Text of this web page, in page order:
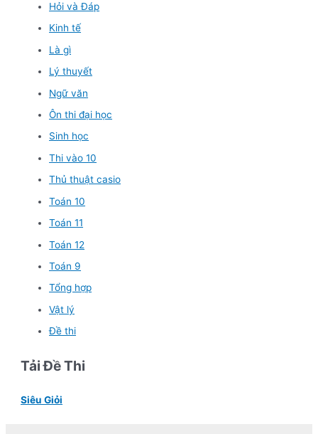
Hỏi và Đáp
Kinh tế
Là gì
Lý thuyết
Ngữ văn
Ôn thi đại học
Sinh học
Thi vào 10
Thủ thuật casio
Toán 10
Toán 11
Toán 12
Toán 9
Tổng hợp
Vật lý
Đề thi
Tải Đề Thi
Siêu Giỏi